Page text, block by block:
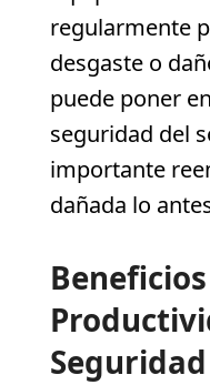
regularmente
desgaste o
puede poner
seguridad del
importante
dañada lo
Seguridad